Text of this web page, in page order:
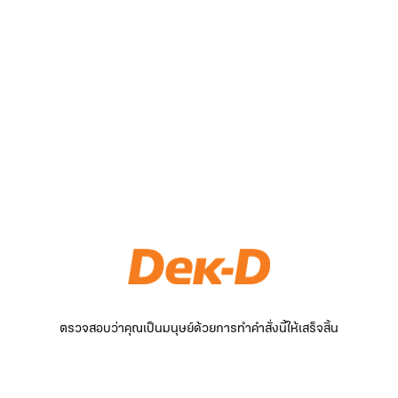
ตรวจสอบว่าคุณเป็นมนุษย์ด้วยการทำคำสั่งนี้ให้เสร็จสิ้น